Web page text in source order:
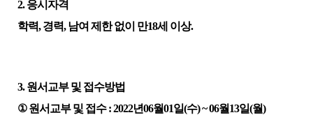
2.응시자격
학력,경력,남여 제한 없이 만18세 이상.
3.원서교부 및 접수방법
① 원서교부 및 접수: 2022년06월01일(수) ~ 06월13일(월)